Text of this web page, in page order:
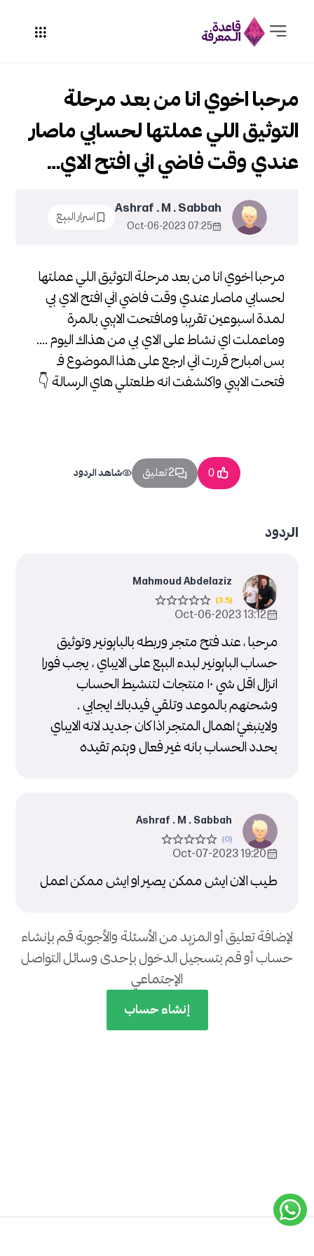
مرحبا اخوي انا من بعد مرحلة التوثيق اللي عملتها
لحسابي ماصار عندي وقت فاضي اني افتح الاي بي
لمدة اسبوعين تقريبا ومافتحت الايبي بالمرة
وماعملت اي نشاط على الاي بي من هذاك اليوم ....
بس امبارح قررت اني ارجع على هذا الموضوع فـ
فتحت الايبي واكتشفت انه طلعتلي هاي الرسالة 👇
مرحبا اخوي انا من بعد مرحلة
التوثيق اللي عملتها لحسابي ماصار
عندي وقت فاضي اني افتح الاي…
Ashraf . M . Sabbah
07:25 2023-Oct-06
اسرار البيع
0 2 تعليق شاهد الردود
الردود
Mahmoud Abdelaziz
13:12 2023-Oct-06
مرحبا ، عند فتح متجر وربطه بالبايونير وتوثيق
حساب البايونير لبدء البيع على الايباي ، يجب فورا
انزال اقل شي ١٠ منتجات لتنشيط الحساب
وشحنهم بالموعد وتلقي فيدباك ايجابي .
ولاينبغيً اهمال المتجر اذا كان جديد لانه الايباي
بحدد الحساب بانه غير فعال ويتم تقيده
Ashraf . M . Sabbah
19:20 2023-Oct-07
طيب الان ايش ممكن يصير او ايش ممكن اعمل
لإضافة تعليق أو المزيد من الأسئلة والأجوبة قم بإنشاء
حساب أو قم بتسجيل الدخول بإحدى وسائل التواصل
الإجتماعي
إنشاء حساب